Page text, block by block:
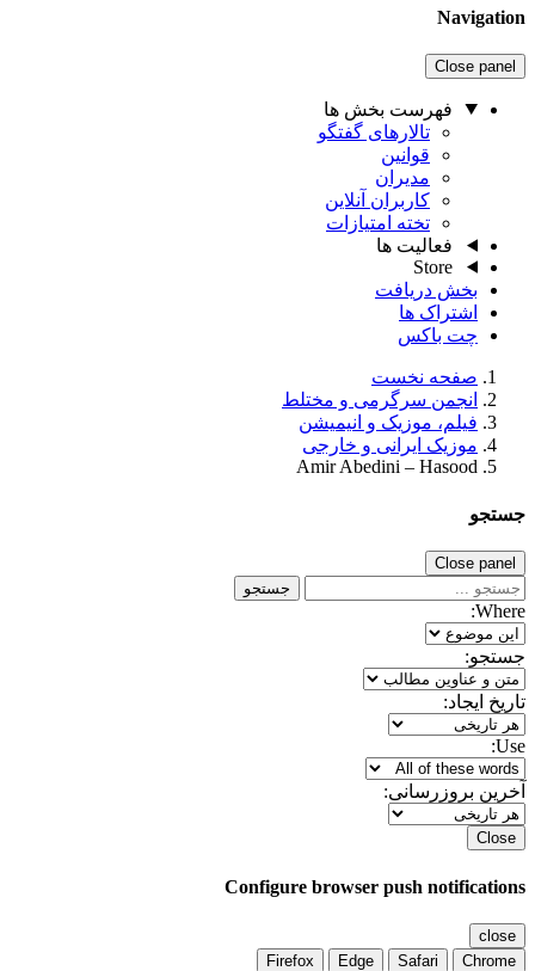
Navigation
Close panel
فهرست بخش ها
تالارهای گفتگو
قوانین
مدیران
کاربران آنلاین
تخته امتیازات
فعالیت ها
Store
بخش دریافت
اشتراک ها
چت باکس
صفحه نخست
انجمن سرگرمی و مختلط
فیلم، موزیک و انیمیشن
موزیک ایرانی و خارجی
Amir Abedini – Hasood
جستجو
Close panel
جستجو
Where:
جستجو:
تاریخ ایجاد:
Use:
آخرین بروزرسانی:
Close
Configure browser push notifications
close
Chrome
Safari
Edge
Firefox